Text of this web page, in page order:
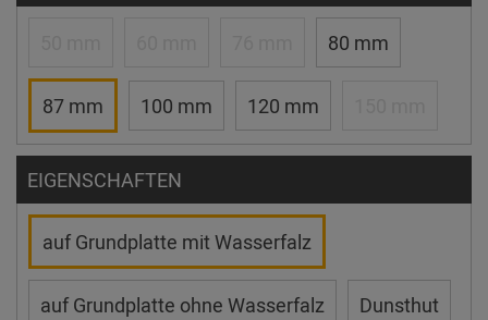
80 mm
87 mm 100 mm 120 mm
EIGENSCHAFTEN
auf Grundplatte mit Wasserfalz
auf Grundplatte ohne Wasserfalz Dunsthut